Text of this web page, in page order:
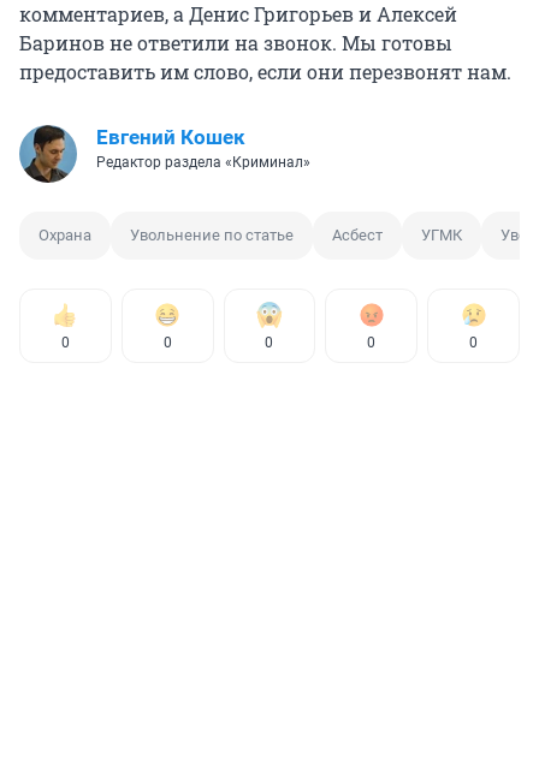
комментариев, а Денис Григорьев и Алексей
Баринов не ответили на звонок. Мы готовы
предоставить им слово, если они перезвонят нам.
Евгений Кошек
Редактор раздела «Криминал»
Охрана Увольнение по статье Асбест УГМК
0 0 0 0 0